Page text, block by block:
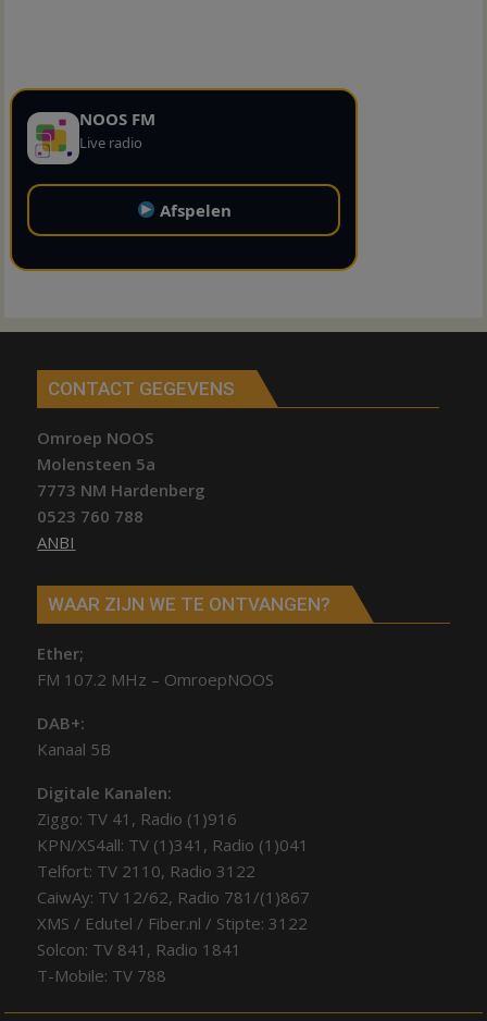
NOOS FM
Live radio
Afspelen
CONTACT GEGEVENS
Omroep NOOS
Molensteen 5a
7773 NM Hardenberg
0523 760 788
ANBI
WAAR ZIJN WE TE ONTVANGEN?
Ether;
FM 107.2 MHz – OmroepNOOS
DAB+:
Kanaal 5B
Digitale Kanalen:
Ziggo: TV 41, Radio (1)916
KPN/XS4all: TV (1)341, Radio (1)041
Telfort: TV 2110, Radio 3122
CaiwAy: TV 12/62, Radio 781/(1)867
XMS / Edutel / Fiber.nl / Stipte: 3122
Solcon: TV 841, Radio 1841
T-Mobile: TV 788